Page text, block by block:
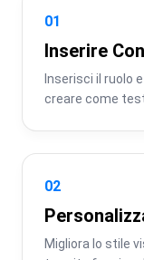
01
Inserire
Inserisci il ruolo
creare come
02
Migliora lo stile